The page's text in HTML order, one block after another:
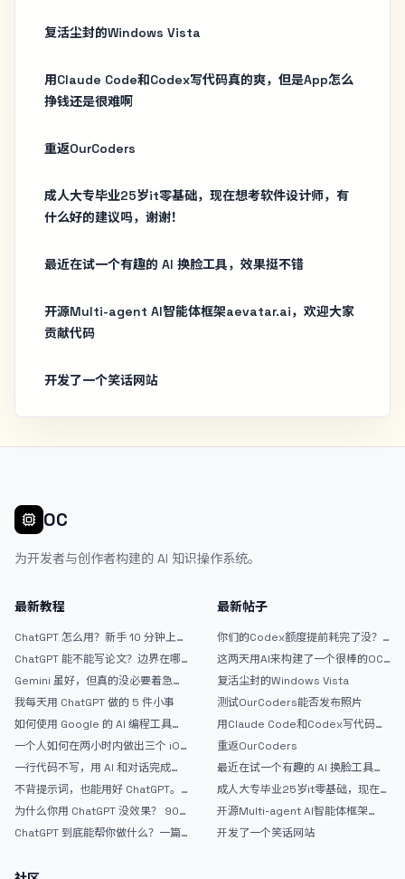
复活尘封的Windows Vista
用Claude Code和Codex写代码真的爽，但是App怎么
挣钱还是很难啊
重返OurCoders
成人大专毕业25岁it零基础，现在想考软件设计师，有
什么好的建议吗，谢谢！
最近在试一个有趣的 AI 换脸工具，效果挺不错
开源Multi-agent AI智能体框架aevatar.ai，欢迎大家
贡献代码
开发了一个笑话网站
OC
为开发者与创作者构建的 AI 知识操作系统。
最新教程
ChatGPT 怎么用？新手 10 分钟上手
ChatGPT 能不能写论文？边界在哪
Gemini 虽好，但真的没必要着急放
弃 ChatGPT
我每天用 ChatGPT 做的 5 件小事
如何使用 Google 的 AI 编程工具
AntiGravity：独立开发者的新时代
武器
一个人如何在两小时内做出三个 iOS
APP？｜AntiGravity + Gemini 3 实
战完整记录
一行代码不写，用 AI 和对话完成一
个完整网站：《图书天堂》实战记录
不背提示词，也能用好 ChatGPT。
一个万能提问模板
为什么你用 ChatGPT 没效果？ 90%
的人第一步就问错了
ChatGPT 到底能帮你做什么？一篇
最新帖子
你们的Codex额度提前耗完了没？
戒断反应如何？
这两天用AI来构建了一个很棒的OC
论坛精华区
复活尘封的Windows Vista
测试OurCoders能否发布照片
用Claude Code和Codex写代码真
的爽，但是App怎么挣钱还是很难啊
重返OurCoders
最近在试一个有趣的 AI 换脸工具，
效果挺不错
成人大专毕业25岁it零基础，现在想
考软件设计师，有什么好的建议吗，
谢谢！
开源Multi-agent AI智能体框架
aevatar.ai，欢迎大家贡献代码
开发了一个笑话网站